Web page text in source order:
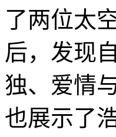
了两位太
后，发现
独、爱情
也展示了